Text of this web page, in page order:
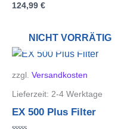
0
124,99 €
NICHT VORRÄTIG
zzgl. Versandkosten
Lieferzeit: 2-4 Werktage
EX 500 Plus Filter